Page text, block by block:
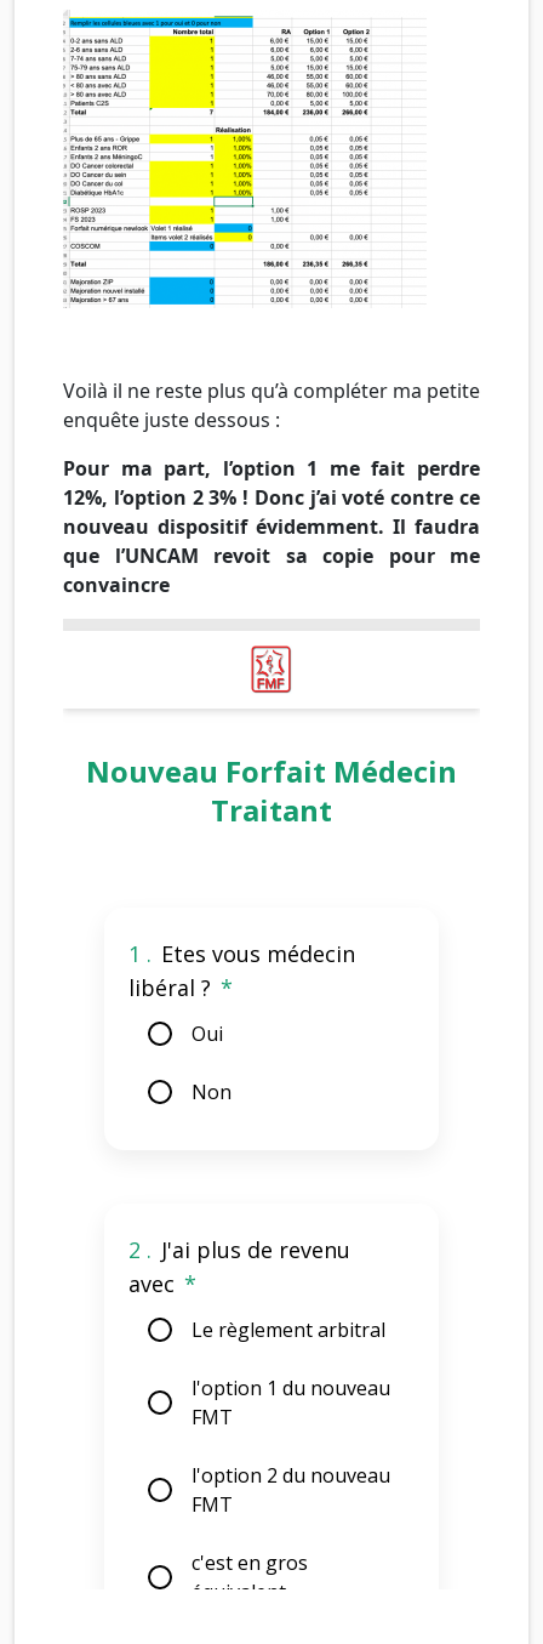
Voilà il ne reste plus qu’à compléter ma petite
enquête juste dessous :
Pour ma part, l’option 1 me fait perdre
12%, l’option 2 3% ! Donc j’ai voté contre ce
nouveau dispositif évidemment. Il faudra
que l’UNCAM revoit sa copie pour me
convaincre